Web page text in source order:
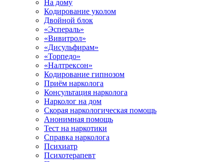
На дому
Кодирование уколом
Двойной блок
«Эспераль»
«Вивитрол»
«Дисульфирам»
«Торпедо»
«Налтрексон»
Кодирование гипнозом
Приём нарколога
Консультация нарколога
Нарколог на дом
Скорая наркологическая помощь
Анонимная помощь
Тест на наркотики
Справка нарколога
Психиатр
Психотерапевт